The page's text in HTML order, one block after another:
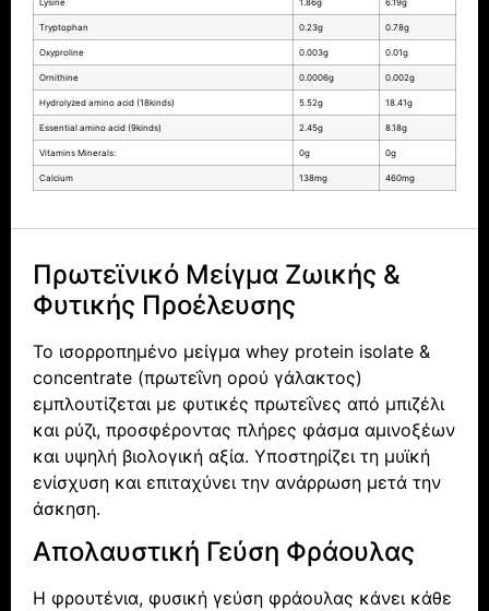
Tryptophan 0.23g 0.78g
Oxyproline 0.003g 0.01g
Ornithine 0.0006g 0.002g
Hydrolyzed amino acid (18kinds) 5.52g 18.41g
Essential amino acid (9kinds) 2.45g 8.18g
Vitamins Minerals: 0g 0g
Calcium 138mg 460mg
Πρωτεϊνικό Μείγμα Ζωικής &
Φυτικής Προέλευσης
Το ισορροπημένο μείγμα whey protein isolate &
concentrate (πρωτεΐνη ορού γάλακτος)
εμπλουτίζεται με φυτικές πρωτεΐνες από μπιζέλι
και ρύζι, προσφέροντας πλήρες φάσμα αμινοξέων
και υψηλή βιολογική αξία. Υποστηρίζει τη μυϊκή
ενίσχυση και επιταχύνει την ανάρρωση μετά την
άσκηση.
Απολαυστική Γεύση Φράουλας
Η φρουτένια, φυσική γεύση φράουλας κάνει κάθε